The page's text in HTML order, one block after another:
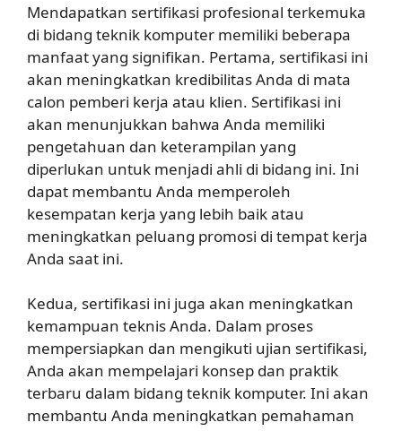
Mendapatkan sertifikasi profesional terkemuka
di bidang teknik komputer memiliki beberapa
manfaat yang signifikan. Pertama, sertifikasi ini
akan meningkatkan kredibilitas Anda di mata
calon pemberi kerja atau klien. Sertifikasi ini
akan menunjukkan bahwa Anda memiliki
pengetahuan dan keterampilan yang
diperlukan untuk menjadi ahli di bidang ini. Ini
dapat membantu Anda memperoleh
kesempatan kerja yang lebih baik atau
meningkatkan peluang promosi di tempat kerja
Anda saat ini.
Kedua, sertifikasi ini juga akan meningkatkan
kemampuan teknis Anda. Dalam proses
mempersiapkan dan mengikuti ujian sertifikasi,
Anda akan mempelajari konsep dan praktik
terbaru dalam bidang teknik komputer. Ini akan
membantu Anda meningkatkan pemahaman